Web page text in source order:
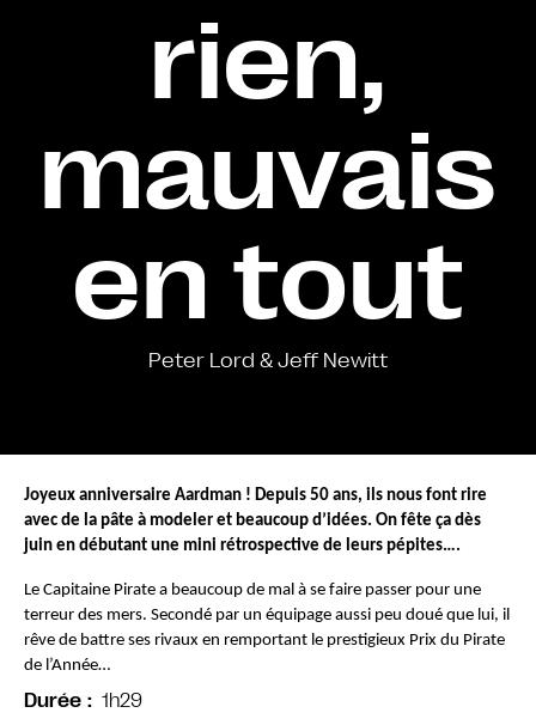
rien,
mauvais
en tout
Peter Lord & Jeff Newitt
Joyeux anniversaire Aardman ! Depuis 50 ans, ils nous font rire
avec de la pâte à modeler et beaucoup d’idées. On fête ça dès
juin en débutant une mini rétrospective de leurs pépites….
Le Capitaine Pirate a beaucoup de mal à se faire passer pour une
terreur des mers. Secondé par un équipage aussi peu doué que lui, il
rêve de battre ses rivaux en remportant le prestigieux Prix du Pirate
de l’Année…
Durée
1h29